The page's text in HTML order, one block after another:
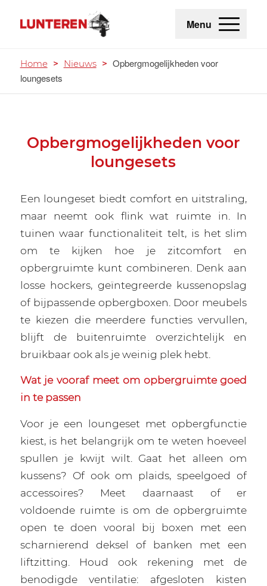
Menu
Home > Nieuws > Opbergmogelijkheden voor
loungesets
Opbergmogelijkheden voor
loungesets
Een loungeset biedt comfort en uitstraling,
maar neemt ook flink wat ruimte in. In
tuinen waar functionaliteit telt, is het slim
om te kijken hoe je zitcomfort en
opbergruimte kunt combineren. Denk aan
losse hockers, geïntegreerde kussenopslag
of bijpassende opbergboxen. Door meubels
te kiezen die meerdere functies vervullen,
blijft de buitenruimte overzichtelijk en
bruikbaar ook als je weinig plek hebt.
Wat je vooraf meet om opbergruimte goed
in te passen
Voor je een loungeset met opbergfunctie
kiest, is het belangrijk om te weten hoeveel
spullen je kwijt wilt. Gaat het alleen om
kussens? Of ook om plaids, speelgoed of
accessoires? Meet daarnaast of er
voldoende ruimte is om de opbergruimte
open te doen vooral bij boxen met een
scharnierend deksel of banken met een
liftzitting. Houd ook rekening met de
benodigde ventilatie: afgesloten kisten